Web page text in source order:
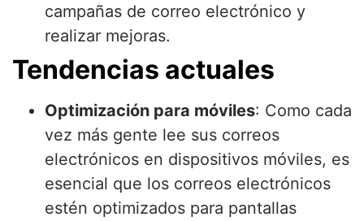
campañas de correo electrónico y
realizar mejoras.
Tendencias actuales
Optimización para móviles: Como cada
vez más gente lee sus correos
electrónicos en dispositivos móviles, es
esencial que los correos electrónicos
estén optimizados para pantallas